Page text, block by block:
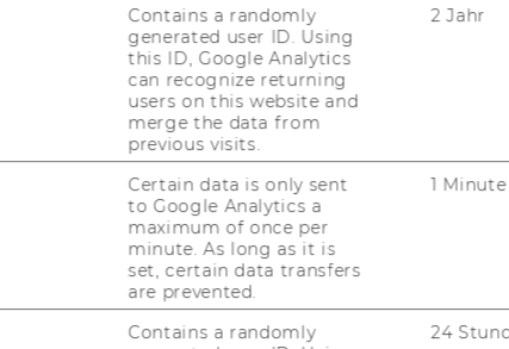
IN­STA­GRAM
LIN­KE­DIN
Contains a randomly
generated user ID. Using
this ID, Google Analytics
can recognize returning
users on this website and
merge the data from
previous visits.
2 Jahr
Certain data is only sent
to Google Analytics a
maximum of once per
minute. As long as it is
set, certain data transfers
are prevented.
1 Minute
Contains a randomly
24